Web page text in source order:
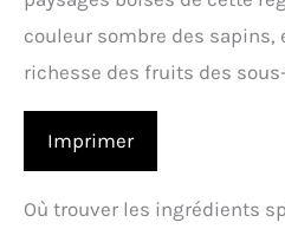
couleur sombre des sapins,
richesse des fruits des
Imprimer
Où trouver les ingrédients